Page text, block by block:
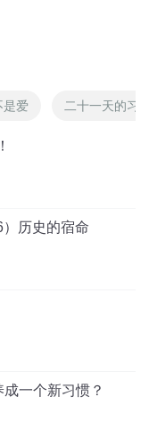
是爱 二十一天的习
历史的宿命
成一个新习惯？